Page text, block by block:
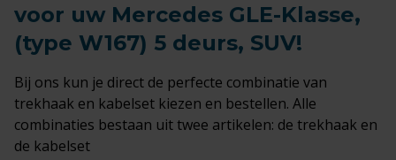
voor uw Mercedes GLE-Klasse,
(type W167) 5 deurs, SUV!
Bij ons kun je direct de perfecte combinatie van
trekhaak en kabelset kiezen en bestellen. Alle
combinaties bestaan uit twee artikelen: de trekhaak en
de kabelset